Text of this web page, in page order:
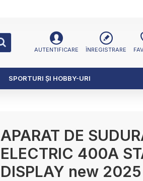
AUTENTIFICARE ÎNREGISTRARE
SPORTURI ȘI HOBBY-URI
APARAT DE
ELECTRIC 400A
DISPLAY new 2025